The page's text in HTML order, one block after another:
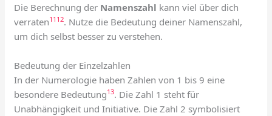
Die Berechnung der Namenszahl kann viel über dich
verraten11 12. Nutze die Bedeutung deiner Namenszahl,
um dich selbst besser zu verstehen.
Bedeutung der Einzelzahlen
In der Numerologie haben Zahlen von 1 bis 9 eine
besondere Bedeutung13. Die Zahl 1 steht für
Unabhängigkeit und Initiative. Die Zahl 2 symbolisiert